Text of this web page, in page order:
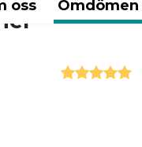
oss Omdömen